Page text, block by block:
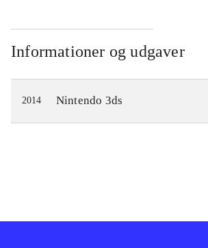
Informationer og udgaver
2014 Nintendo 3ds